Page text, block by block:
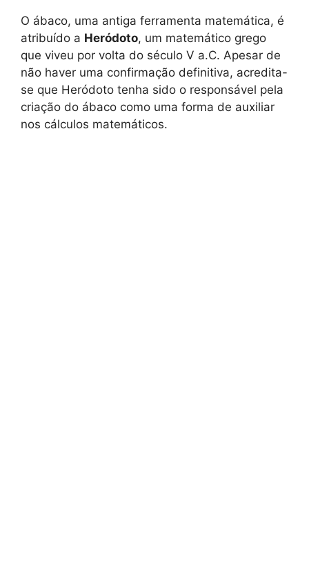
O ábaco, uma antiga ferramenta matemática, é
atribuído a Heródoto, um matemático grego
que viveu por volta do século V a.C. Apesar de
não haver uma confirmação definitiva, acredita-
se que Heródoto tenha sido o responsável pela
criação do ábaco como uma forma de auxiliar
nos cálculos matemáticos.